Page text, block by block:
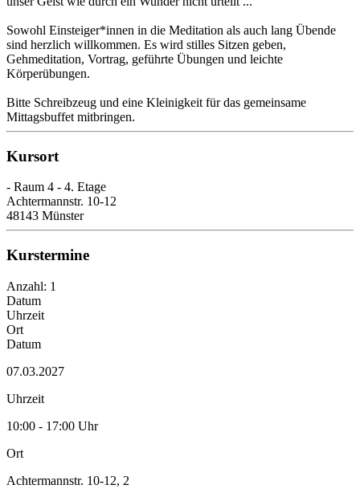
Sowohl Einsteiger*innen in die Meditation als auch lang Übende
sind herzlich willkommen. Es wird stilles Sitzen geben,
Gehmeditation, Vortrag, geführte Übungen und leichte
Körperübungen.
Bitte Schreibzeug und eine Kleinigkeit für das gemeinsame
Mittagsbuffet mitbringen.
Kursort
- Raum 4 - 4. Etage
Achtermannstr. 10-12
48143 Münster
Kurstermine
Anzahl: 1
Datum
Uhrzeit
Ort
Datum
07.03.2027
Uhrzeit
10:00 - 17:00 Uhr
Ort
Achtermannstr. 10-12, 2